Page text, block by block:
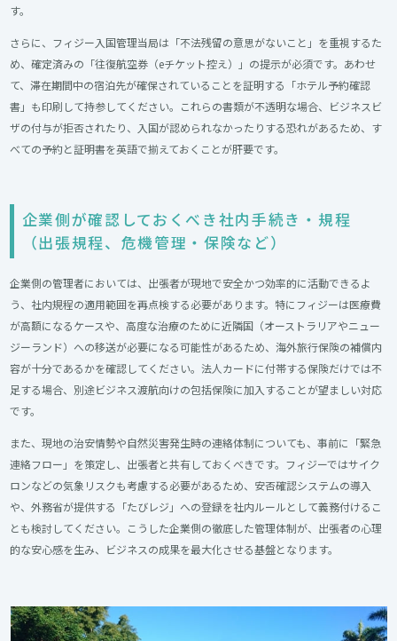
す。
さらに、フィジー入国管理当局は「不法残留の意思がないこと」を重視するた
め、確定済みの「往復航空券（eチケット控え）」の提示が必須です。あわせ
て、滞在期間中の宿泊先が確保されていることを証明する「ホテル予約確認
書」も印刷して持参してください。これらの書類が不透明な場合、ビジネスビ
ザの付与が拒否されたり、入国が認められなかったりする恐れがあるため、す
べての予約と証明書を英語で揃えておくことが肝要です。
企業側が確認しておくべき社内手続き・規程
（出張規程、危機管理・保険など）​
企業側の管理者においては、出張者が現地で安全かつ効率的に活動できるよ
う、社内規程の適用範囲を再点検する必要があります。特にフィジーは医療費
が高額になるケースや、高度な治療のために近隣国（オーストラリアやニュー
ジーランド）への移送が必要になる可能性があるため、海外旅行保険の補償内
容が十分であるかを確認してください。法人カードに付帯する保険だけでは不
足する場合、別途ビジネス渡航向けの包括保険に加入することが望ましい対応
です。
また、現地の治安情勢や自然災害発生時の連絡体制についても、事前に「緊急
連絡フロー」を策定し、出張者と共有しておくべきです。フィジーではサイク
ロンなどの気象リスクも考慮する必要があるため、安否確認システムの導入
や、外務省が提供する「たびレジ」への登録を社内ルールとして義務付けるこ
とも検討してください。こうした企業側の徹底した管理体制が、出張者の心理
的な安心感を生み、ビジネスの成果を最大化させる基盤となります。